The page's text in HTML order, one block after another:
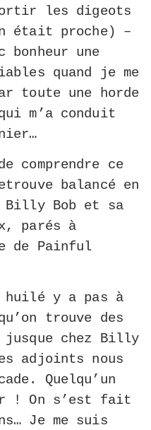
les digeots
était proche) –
bonheur une
quand je me
toute une horde
m’a conduit
comprendre ce
balancé en
Billy Bob et sa
parés à
de Painful
huilé y a pas à
trouve des
chez Billy
adjoints nous
Quelqu’un
! On s’est fait
Je me suis